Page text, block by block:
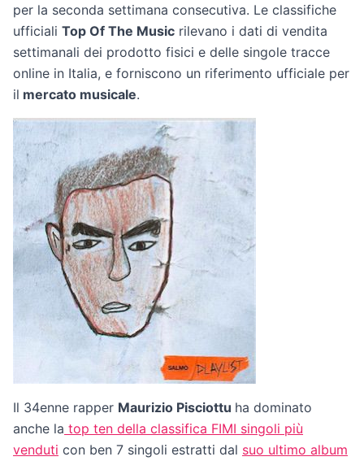
per la seconda settimana consecutiva. Le classifiche
ufficiali Top Of The Music rilevano i dati di vendita
settimanali dei prodotto fisici e delle singole tracce
online in Italia, e forniscono un riferimento ufficiale per
il mercato musicale.
Il 34enne rapper Maurizio Pisciottu ha dominato
anche la top ten della classifica FIMI singoli più
venduti con ben 7 singoli estratti dal suo ultimo album